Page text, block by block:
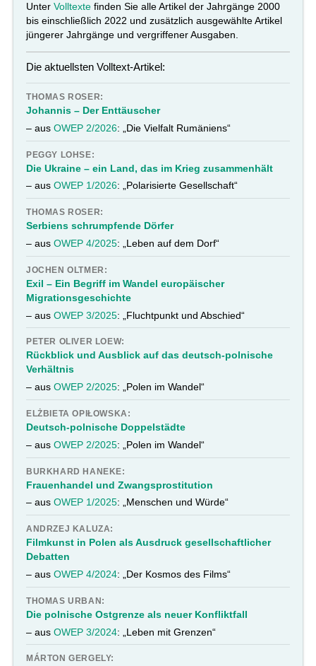
UnterVolltexte finden Sie alle Artikel der Jahrgänge 2000
bis einschließlich 2022 und zusätzlich ausgewählte Artikel
jüngerer Jahrgänge und vergriffener Ausgaben.
Die aktuellsten Volltext-Artikel:
THOMAS ROSER:
Johannis – Der Enttäuscher
– ausOWEP 2/2026: „Die Vielfalt Rumäniens“
PEGGY LOHSE:
Die Ukraine – ein Land, das im Krieg zusammenhält
– ausOWEP 1/2026: „Polarisierte Gesellschaft“
THOMAS ROSER:
Serbiens schrumpfende Dörfer
– ausOWEP 4/2025: „Leben auf dem Dorf“
JOCHEN OLTMER:
Exil – Ein Begriff im Wandel europäischer
Migrationsgeschichte
– ausOWEP 3/2025: „Fluchtpunkt und Abschied“
PETER OLIVER LOEW:
Rückblick und Ausblick auf das deutsch-polnische
Verhältnis
– ausOWEP 2/2025: „Polen im Wandel“
ELŻBIETA OPIŁOWSKA:
Deutsch-polnische Doppelstädte
– ausOWEP 2/2025: „Polen im Wandel“
BURKHARD HANEKE:
Frauenhandel und Zwangsprostitution
– ausOWEP 1/2025: „Menschen und Würde“
ANDRZEJ KALUZA:
Filmkunst in Polen als Ausdruck gesellschaftlicher
Debatten
– ausOWEP 4/2024: „Der Kosmos des Films“
THOMAS URBAN:
Die polnische Ostgrenze als neuer Konfliktfall
– ausOWEP 3/2024: „Leben mit Grenzen“
MÁRTON GERGELY: